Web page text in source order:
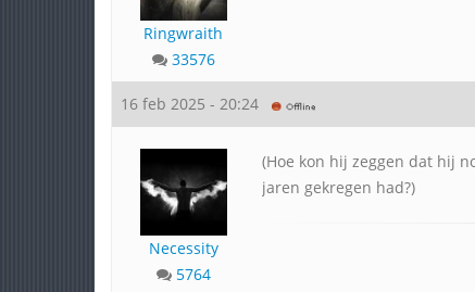
Ringwraith
33576
16 feb 2025 - 20:24
Necessity
5764
(Hoe kon hij zeggen dat hij
jaren gekregen had?)